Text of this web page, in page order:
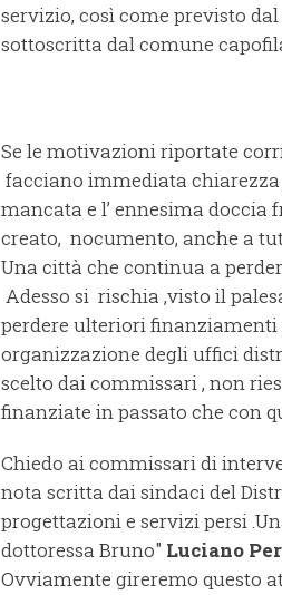
servizio, così come previsto
sottoscritta dal comune
Se le motivazioni riportate
facciano immediata
mancata e l’ ennesima doccia
creato, nocumento, anche a
Una città che continua a
Adesso si rischia ,visto il
perdere ulteriori finanziamenti
organizzazione degli uffici
scelto dai commissari , non
finanziate in passato che con
Chiedo ai commissari di
nota scritta dai sindaci del
progettazioni e servizi persi
dottoressa Bruno" Luciano
Ovviamente gireremo questo